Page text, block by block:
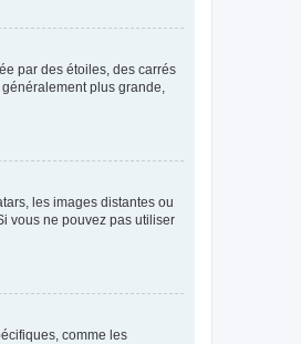
par des étoiles, des carrés
plus grande,
les images distantes ou
vous ne pouvez pas utiliser
comme les